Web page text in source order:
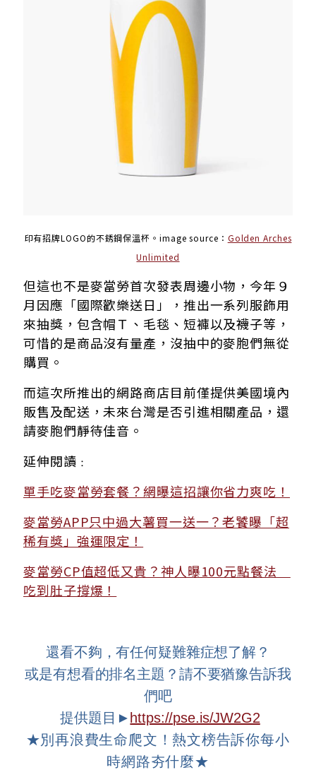
印有招牌LOGO的不銹鋼保溫杯。image source： Golden Arches
Unlimited
但這也不是麥當勞首次發表周邊小物，今年９
月因應「國際歡樂送日」，推出一系列服飾用
來抽獎，包含帽Ｔ、毛毯、短褲以及襪子等，
可惜的是商品沒有量產，沒抽中的麥胞們無從
購買。
而這次所推出的網路商店目前僅提供美國境內
販售及配送，未來台灣是否引進相關產品，還
請麥胞們靜待佳音。
延伸閱讀 ：
單手吃麥當勞套餐？網曝這招讓你省力爽吃！
麥當勞APP只中過大薯買一送一？老饕曝「超
稀有獎」強運限定！
麥當勞CP值超低又貴？神人曝100元點餐法
吃到肚子撐爆！
還看不夠，有任何疑難雜症想了解？
或是有想看的排名主題？請不要猶豫告訴我
們吧
提供題目►https://pse.is/JW2G2
★別再浪費生命爬文！熱文榜告訴你每小
時網路夯什麼★